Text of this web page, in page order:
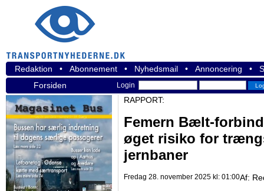
Redaktion • Abonnement • Nyhedsmail • Annoncering •
Forsiden
Login
RAPPORT:
Femern Bælt-
øget risiko for
jernbaner
Fredag 28. november 2025 kl: 01:00Af: